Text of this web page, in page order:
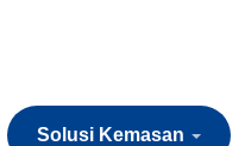
Solusi Kemasan